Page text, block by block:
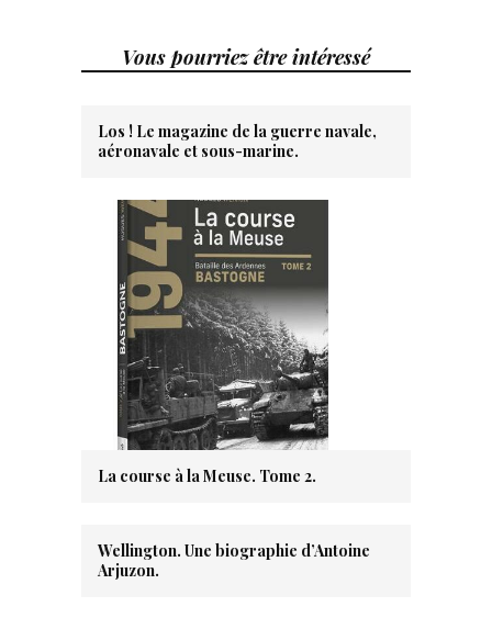
Vous pourriez être intéressé
Los ! Le magazine de la guerre navale,
aéronavale et sous-marine.
La course à la Meuse. Tome 2.
Wellington. Une biographie d’Antoine
Arjuzon.